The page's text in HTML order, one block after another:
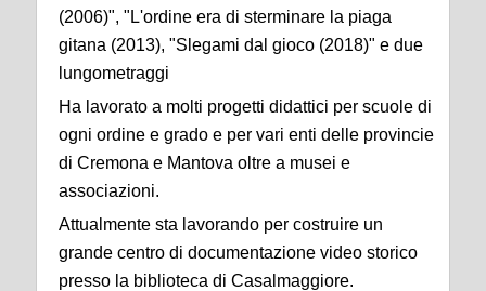
(2006)", "L'ordine era di sterminare la piaga
gitana (2013), "Slegami dal gioco (2018)" e due
lungometraggi
Ha lavorato a molti progetti didattici per scuole di
ogni ordine e grado e per vari enti delle provincie
di Cremona e Mantova oltre a musei e
associazioni.
Attualmente sta lavorando per costruire un
grande centro di documentazione video storico
presso la biblioteca di Casalmaggiore.